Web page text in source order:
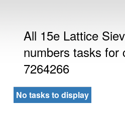
All 15e Lattice
numbers tasks for
7264266
No tasks to display